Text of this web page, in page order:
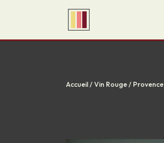
Accueil/Vin Rouge/ Provence